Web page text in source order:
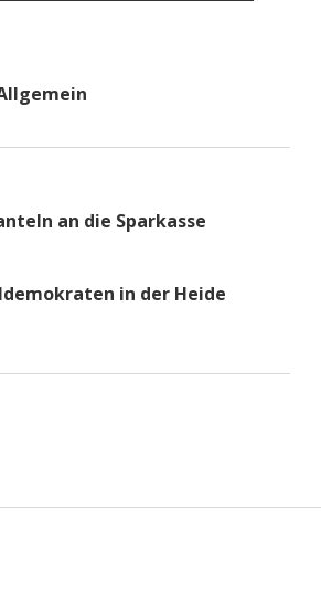
an die Sparkasse
in der Heide